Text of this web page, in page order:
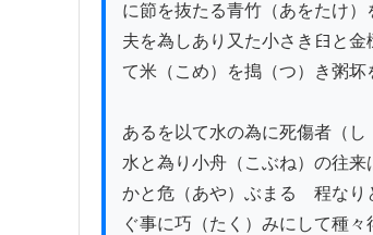
に節を抜たる青竹（あをたけ
夫を為しあり又た小さき𦥑と
て米（こめ）を搗（つ）き粥
あるを以て水の為に死傷者（
水と為り小舟（こぶね）の往
かと危（あや）ぶまるゝ程な
ぐ事に巧（たく）みにして種